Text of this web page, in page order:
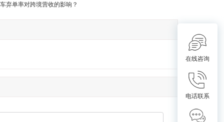
弃单率对跨境营收的影响？
在线咨询
电话联系